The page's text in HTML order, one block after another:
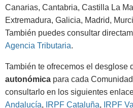
Canarias, Cantabria, Castilla La
Extremadura, Galicia, Madrid,
También puedes consultar
Agencia Tributaria.
También te ofrecemos el desglose
autonómica para cada
consultarlo en los siguientes
Andalucía, IRPF Cataluña, IRPF